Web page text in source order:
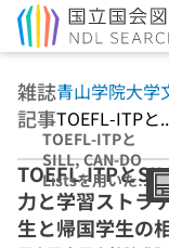
雑誌青山学院大学
記事TOEFL-ITPと
TOEFL-ITPと
SILL, CAN-DO
Listsを用いた英
語学力と学習スト
ラテジー及び学習
意識から見た一般
TOEFL-ITPと
力と学習ストラ
生と帰国学生の